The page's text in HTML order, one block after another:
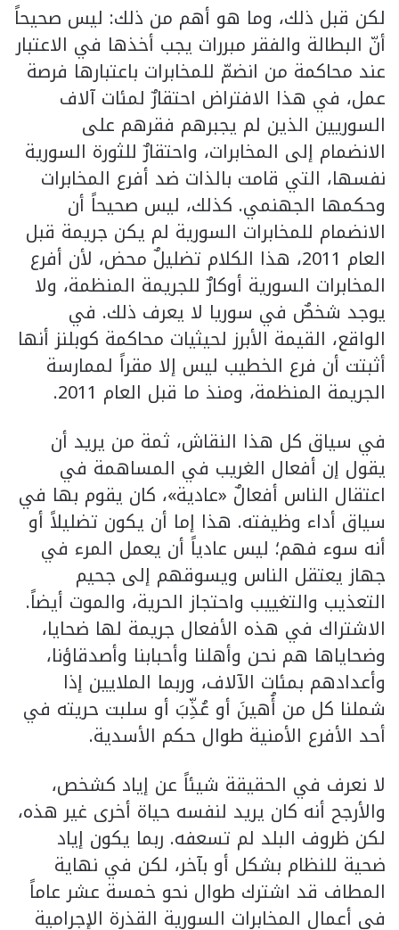
لكن قبل ذلك، وما هو أهم من ذلك: ليس صحيحاً
أنّ البطالة والفقر مبررات يجب أخذها في الاعتبار
عند محاكمة من انضمّ للمخابرات باعتبارها فرصة
عمل، في هذا الافتراض احتقارٌ لمئات آلاف
السوريين الذين لم يجبرهم فقرهم على
الانضمام إلى المخابرات، واحتقارٌ للثورة السورية
نفسها، التي قامت بالذات ضد أفرع المخابرات
وحكمها الجهنمي. كذلك، ليس صحيحاً أن
الانضمام للمخابرات السورية لم يكن جريمة قبل
العام 2011، هذا الكلام تضليلٌ محض، لأن أفرع
المخابرات السورية أوكارٌ للجريمة المنظمة، ولا
يوجد شخصٌ في سوريا لا يعرف ذلك. في
الواقع، القيمة الأبرز لحيثيات محاكمة كوبلنز أنها
أثبتت أن فرع الخطيب ليس إلا مقراً لممارسة
الجريمة المنظمة، ومنذ ما قبل العام 2011.
في سياق كل هذا النقاش، ثمة من يريد أن
يقول إن أفعال الغريب في المساهمة في
اعتقال الناس أفعالٌ «عادية»، كان يقوم بها في
سياق أداء وظيفته. هذا إما أن يكون تضليلاً أو
أنه سوء فهم؛ ليس عادياً أن يعمل المرء في
جهاز يعتقل الناس ويسوقهم إلى جحيم
التعذيب والتغييب واحتجاز الحرية، والموت أيضاً.
الاشتراك في هذه الأفعال جريمة لها ضحايا،
وضحاياها هم نحن وأهلنا وأحبابنا وأصدقاؤنا،
وأعدادهم بمئات الآلاف، وربما الملايين إذا
شملنا كل من أُهينَ أو عُذِّبَ أو سلبت حريته في
أحد الأفرع الأمنية طوال حكم الأسدية.
لا نعرف في الحقيقة شيئاً عن إياد كشخص،
والأرجح أنه كان يريد لنفسه حياة أخرى غير هذه،
لكن ظروف البلد لم تسعفه. ربما يكون إياد
ضحية للنظام بشكل أو بآخر، لكن في نهاية
المطاف قد اشترك طوال نحو خمسة عشر عاماً
في أعمال المخابرات السورية القذرة الإجرامية